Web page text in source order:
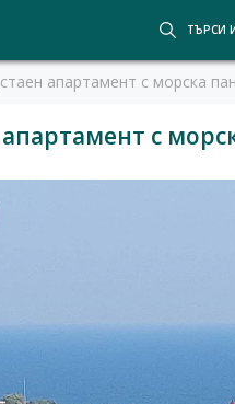
ТЪРСИ
апартамент с морска
с